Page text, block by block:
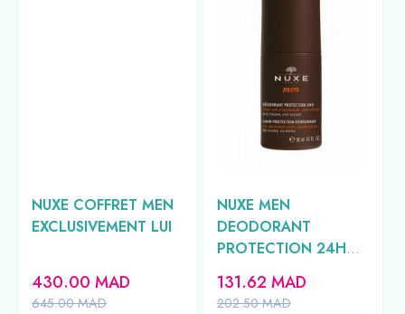
NUXE COFFRET MEN
EXCLUSIVEMENT LUI
645.00MAD
430.00 MAD
NUXE MEN
DEODORANT
PROTECTION 24H
50ML
202.50MAD
131.62 MAD